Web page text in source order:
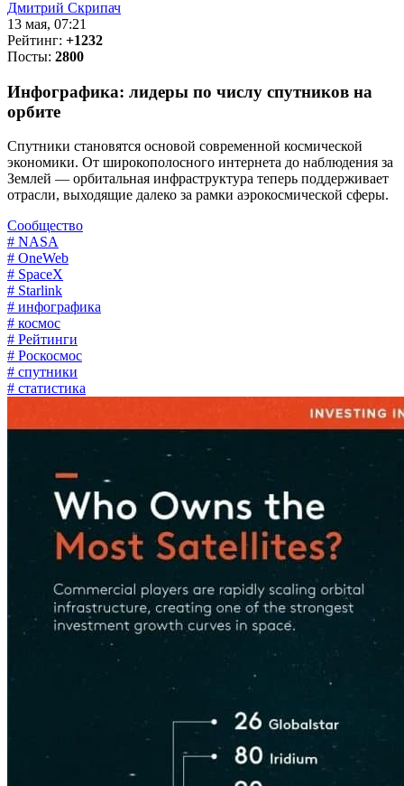
Дмитрий Скрипач
13 мая, 07:21
Рейтинг: +1232
Посты: 2800
Инфографика: лидеры по числу спутников на
орбите
Спутники становятся основой современной космической
экономики. От широкополосного интернета до наблюдения за
Землей — орбитальная инфраструктура теперь поддерживает
отрасли, выходящие далеко за рамки аэрокосмической сферы.
Сообщество
# NASA
# OneWeb
# SpaceX
# Starlink
# инфографика
# космос
# Рейтинги
# Роскосмос
# спутники
# статистика